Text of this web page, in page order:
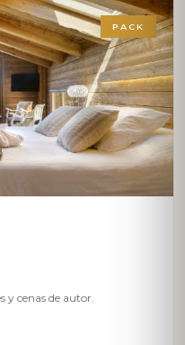
PACK
y cenas de autor.